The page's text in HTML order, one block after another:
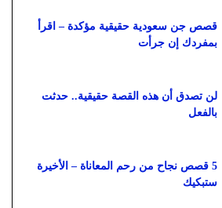
قصص جن سعودية حقيقية مؤكدة – اقرأ
بمفردك إن جرأت
لن تصدق أن هذه القصة حقيقية.. حدثت
بالفعل
5 قصص نجاح من رحم المعاناة – الأخيرة
ستبكيك